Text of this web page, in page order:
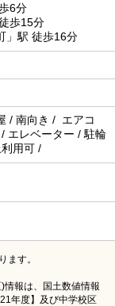
6分
歩15分
」駅 徒歩16分
/ 南向き / エアコ
エレベーター / 駐輪
用可 /
ます。
情報は、国土数値情報
年度】及び中学校区